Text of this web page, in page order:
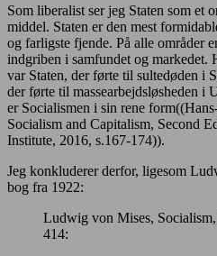
Som liberalist ser jeg Staten som et
middel. Staten er den mest
og farligste fjende. På alle områder
indgriben i samfundet og markedet.
var Staten, der førte til sultedøden i
der førte til massearbejdsløsheden i
er Socialismen i sin rene
Socialism and Capitalism, Second
Institute, 2016, s.167-174)).
Jeg konkluderer derfor, ligesom
bog fra 1922:
Ludwig von Mises,
414: